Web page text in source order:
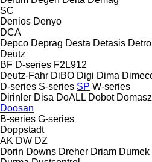
SC
Denios Denyo
DCA
Depco Deprag Desta Detasis
Deutz
BF D-series F2L912
Deutz-Fahr DiBO Digi Dima
D-series S-series SP W-series
Dirinler Disa DoALL Dobot Domasz
Doosan
B-series G-series
Doppstadt
AK DW DZ
Dorin Downs Dreher Driam Dumek